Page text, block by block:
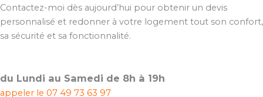
Contactez-moi dès aujourd’hui pour obtenir un devis
personnalisé et redonner à votre logement tout son confort,
sa sécurité et sa fonctionnalité.
du Lundi au Samedi de 8h à 19h
appeler le 07 49 73 63 97